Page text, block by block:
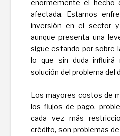
enormemente el hecho
afectada. Estamos
inversión en el sector
aunque presenta una
sigue estando por sobre
lo que sin duda influirá
solución del problema del
Los mayores costos de
los flujos de pago,
cada vez más
crédito, son problemas